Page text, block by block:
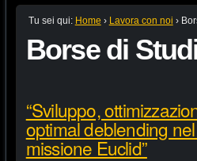
Tu sei qui: Home › Lavora con noi ›
Borse di
“Sviluppo,
optimal deblending
missione Euclid”